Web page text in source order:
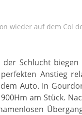
wieder auf dem Col
Schlucht biegen
Anstieg
Auto. In
am Stück.